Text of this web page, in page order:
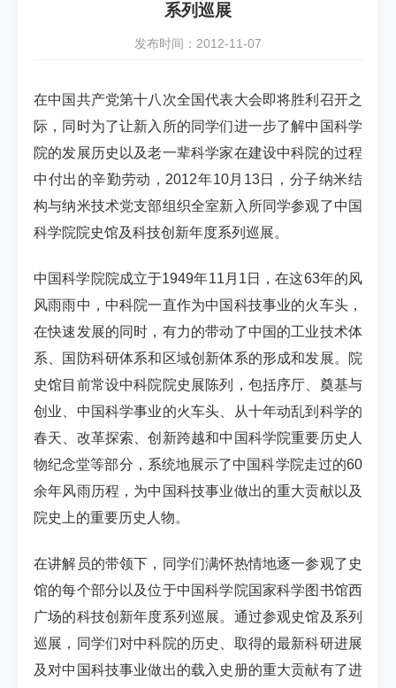
系列巡展
发布时间：2012-11-07
在中国共产党第十八次全国代表大会即将胜利召开之
际，同时为了让新入所的同学们进一步了解中国科学
院的发展历史以及老一辈科学家在建设中科院的过程
中付出的辛勤劳动，2012年10月13日，分子纳米结
构与纳米技术党支部组织全室新入所同学参观了中国
科学院院史馆及科技创新年度系列巡展。
中国科学院院成立于1949年11月1日，在这63年的风
风雨雨中，中科院一直作为中国科技事业的火车头，
在快速发展的同时，有力的带动了中国的工业技术体
系、国防科研体系和区域创新体系的形成和发展。院
史馆目前常设中科院院史展陈列，包括序厅、奠基与
创业、中国科学事业的火车头、从十年动乱到科学的
春天、改革探索、创新跨越和中国科学院重要历史人
物纪念堂等部分，系统地展示了中国科学院走过的60
余年风雨历程，为中国科技事业做出的重大贡献以及
院史上的重要历史人物。
在讲解员的带领下，同学们满怀热情地逐一参观了史
馆的每个部分以及位于中国科学院国家科学图书馆西
广场的科技创新年度系列巡展。通过参观史馆及系列
巡展，同学们对中科院的历史、取得的最新科研进展
及对中国科技事业做出的载入史册的重大贡献有了进